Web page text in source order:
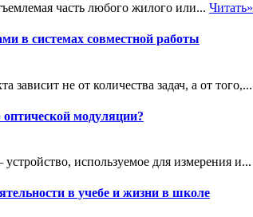
часть любого жилого или... Читать»
в системах совместной работы
зависит не от количества задач, а от того,...
оптической модуляции?
используемое для измерения и...
в учебе и жизни в школе